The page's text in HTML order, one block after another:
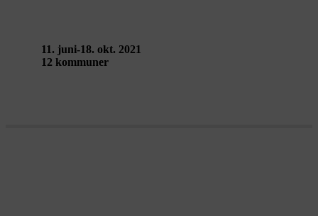
11. juni-18. okt. 2021
12 kommuner